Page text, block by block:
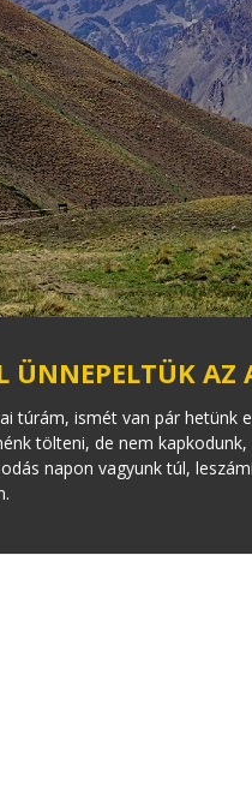
ÜNNEPELTÜK AZ
túrám, ismét van pár hetünk
tölteni, de nem
napon vagyunk túl,